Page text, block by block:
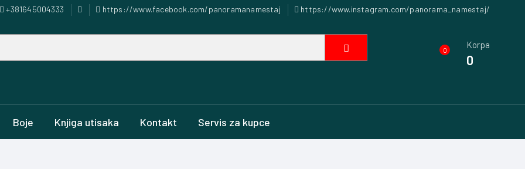
+381645004333 https://www.facebook.com/panoramanamestaj https://www.instagram.com/panorama_namestaj/
0
Korpa
0
Boje Knjiga utisaka Kontakt Servis za kupce